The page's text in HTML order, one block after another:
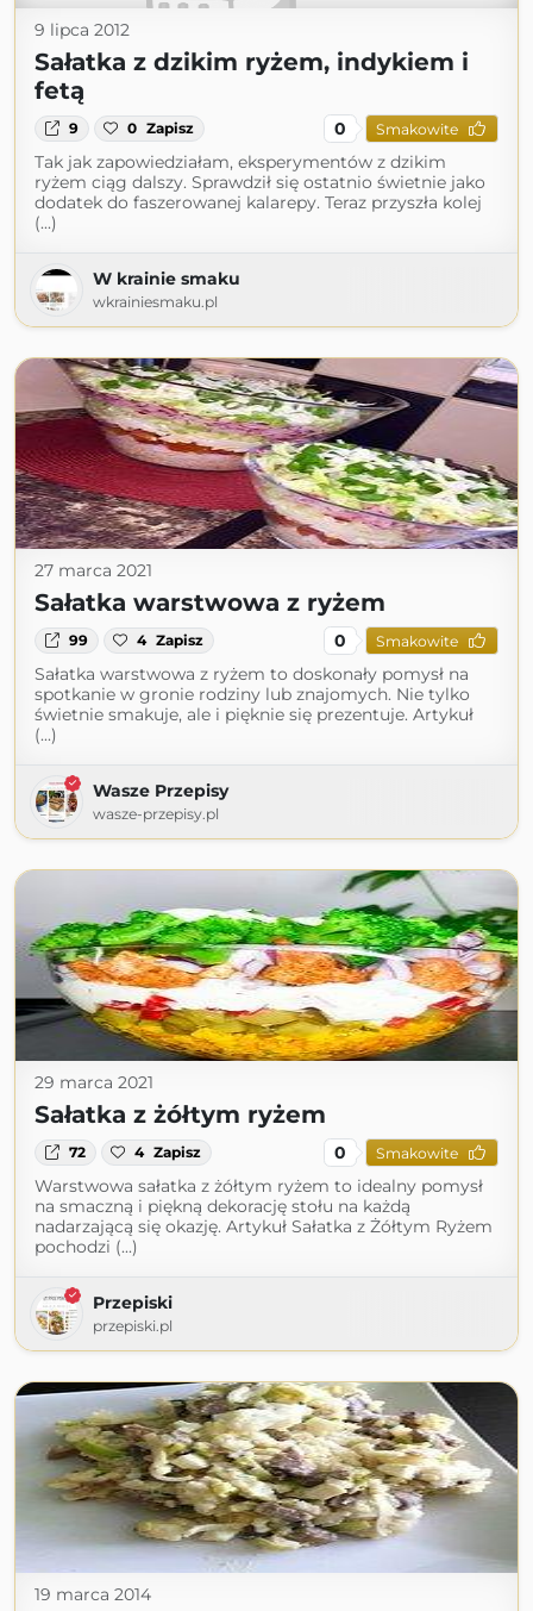
9 lipca 2012
Sałatka z dzikim ryżem, indykiem i
fetą
9 0 Zapisz 0 Smakowite
Tak jak zapowiedziałam, eksperymentów z dzikim
ryżem ciąg dalszy. Sprawdził się ostatnio świetnie jako
dodatek do faszerowanej kalarepy. Teraz przyszła kolej
(...)
W krainie smaku
wkrainiesmaku.pl
27 marca 2021
Sałatka warstwowa z ryżem
99 4 Zapisz 0 Smakowite
Sałatka warstwowa z ryżem to doskonały pomysł na
spotkanie w gronie rodziny lub znajomych. Nie tylko
świetnie smakuje, ale i pięknie się prezentuje. Artykuł
(...)
Wasze Przepisy
wasze-przepisy.pl
29 marca 2021
Sałatka z żółtym ryżem
72 4 Zapisz 0 Smakowite
Warstwowa sałatka z żółtym ryżem to idealny pomysł
na smaczną i piękną dekorację stołu na każdą
nadarzającą się okazję. Artykuł Sałatka z Żółtym Ryżem
pochodzi (...)
Przepiski
przepiski.pl
19 marca 2014